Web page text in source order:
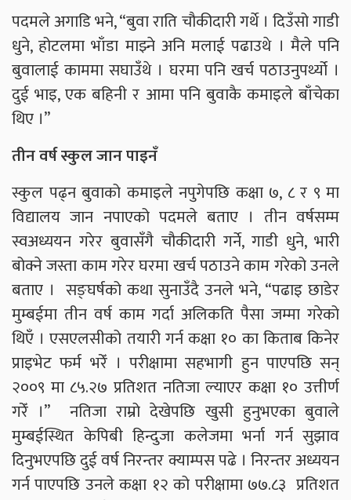
पदमले अगाडि भने, “बुवा राति चौकीदारी गर्थे । दिउँसो गाडी
धुने, होटलमा भाँडा माझ्ने अनि मलाई पढाउथे । मैले पनि
बुवालाई काममा सघाउँथे । घरमा पनि खर्च पठाउनुपर्थ्यो ।
दुई भाइ, एक बहिनी र आमा पनि बुवाकै कमाइले बाँचेका
थिए ।”
तीन वर्ष स्कुल जान पाइनँ
स्कुल पढ्न बुवाको कमाइले नपुगेपछि कक्षा ७, ८ र ९ मा
विद्यालय जान नपाएको पदमले बताए । तीन वर्षसम्म
स्वअध्ययन गरेर बुवासँगै चौकीदारी गर्ने, गाडी धुने, भारी
बोक्ने जस्ता काम गरेर घरमा खर्च पठाउने काम गरेको उनले
बताए । सङ्घर्षको कथा सुनाउँदै उनले भने, “पढाइ छाडेर
मुम्बईमा तीन वर्ष काम गर्दा अलिकति पैसा जम्मा गरेको
थिएँ । एसएलसीको तयारी गर्न कक्षा १० का किताब किनेर
प्राइभेट फर्म भरेँ । परीक्षामा सहभागी हुन पाएपछि सन्
२००९ मा ८५.२७ प्रतिशत नतिजा ल्याएर कक्षा १० उत्तीर्ण
गरेँ ।” नतिजा राम्रो देखेपछि खुसी हुनुभएका बुवाले
मुम्बईस्थित केपिबी हिन्दुजा कलेजमा भर्ना गर्न सुझाव
दिनुभएपछि दुई वर्ष निरन्तर क्याम्पस पढे । निरन्तर अध्ययन
गर्न पाएपछि उनले कक्षा १२ को परीक्षामा ७७.८३ प्रतिशत